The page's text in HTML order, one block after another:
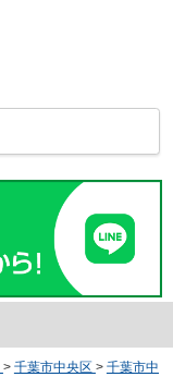
> 千葉市中央区 > 千葉市中